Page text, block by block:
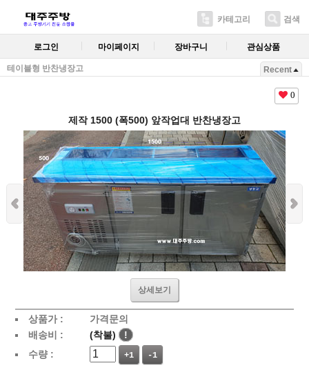
카테고리 검색
로그인 마이페이지 장바구니 관심상품
테이블형 반찬냉장고 Recent
0
제작 1500 (폭500) 앞작업대 반찬냉장고
상세보기
상품가 :
가격문의
배송비 :
(착불)
!
수량 :
+1 -1